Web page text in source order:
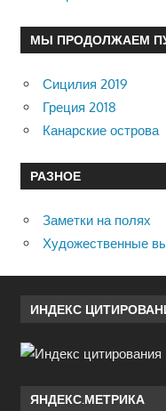
МЫ ПРОДОЛЖАЕМ
Сицилия 2019
Греция 2018
Канарские острова
РАЗНОЕ
Заметки на полях
Художественные
ИНДЕКС
ЯНДЕКС.МЕТРИКА